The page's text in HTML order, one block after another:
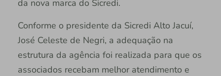
da nova marca do Sicredi.
Conforme o presidente da Sicredi Alto Jacuí,
José Celeste de Negri, a adequação na
estrutura da agência foi realizada para que os
associados recebam melhor atendimento e